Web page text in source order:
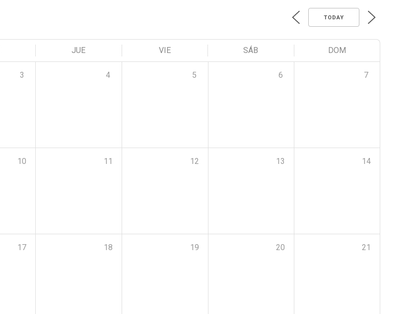
TODAY
JUE VIE SÁB DOM
3 4 5 6 7
10 11 12 13 14
17 18 19 20 21